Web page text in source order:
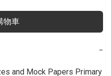
物車
−
and Mock Papers Primary